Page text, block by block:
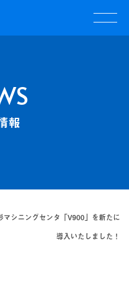
報
マシニングセンタ「V900」を新たに
導入いたしました！